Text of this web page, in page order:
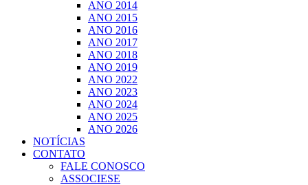
ANO 2014
ANO 2015
ANO 2016
ANO 2017
ANO 2018
ANO 2019
ANO 2022
ANO 2023
ANO 2024
ANO 2025
ANO 2026
NOTÍCIAS
CONTATO
FALE CONOSCO
ASSOCIESE